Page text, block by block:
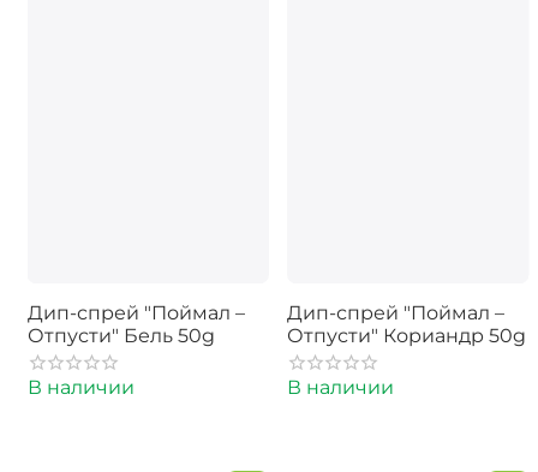
Дип-спрей "Поймал –
Отпусти" Бель 50g
В наличии
Дип-спрей "Поймал –
Отпусти" Кориандр 50g
В наличии